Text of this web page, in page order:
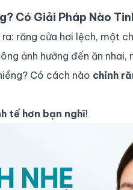
Có Giải Pháp Nào
răng cửa hơi lệch, một
ảnh hưởng đến ăn
Có cách nào chỉnh
tế hơn bạn nghĩ!